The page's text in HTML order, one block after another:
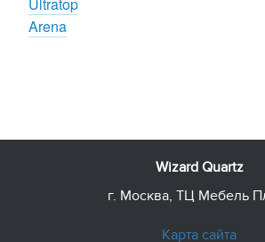
Arena
Wizard Quartz
г. Москва, ТЦ Мебель
Карта сайта